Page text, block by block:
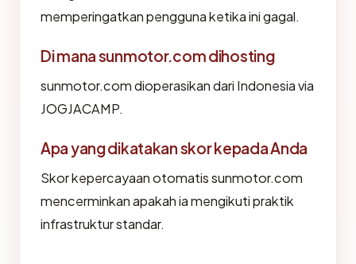
memperingatkan pengguna ketika ini gagal.
Di mana sunmotor.com dihosting
sunmotor.com dioperasikan dari Indonesia via
JOGJACAMP.
Apa yang dikatakan skor kepada Anda
Skor kepercayaan otomatis sunmotor.com
mencerminkan apakah ia mengikuti praktik
infrastruktur standar.